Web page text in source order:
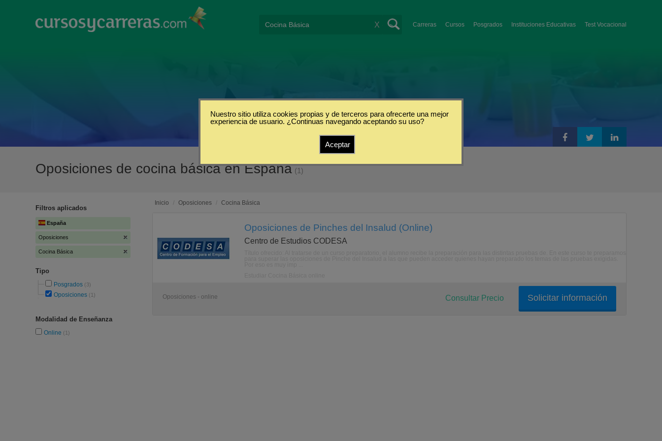
Carreras Cursos Posgrados Instituciones Educativas Test Vocacional
X
Oposiciones de cocina básica en España (1)
Filtros aplicados
España
Oposiciones
Cocina Básica
Tipo
Posgrados (3)
Oposiciones (1)
Modalidad de Enseñanza
Online (1)
Inicio / Oposiciones / Cocina Básica
Oposiciones de Pinches del Insalud (Online)
Centro de Estudios CODESA
Oposiciones - online Solicitar información
Consultar Precio
Nuestro sitio utiliza cookies propias y de terceros para ofrecerte una mejor
experiencia de usuario. ¿Continuas navegando aceptando su uso?
Aceptar